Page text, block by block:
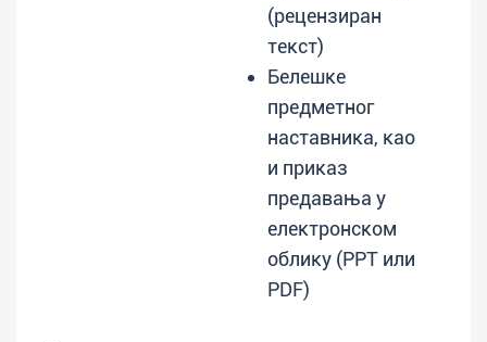
(рецензиран
текст)
Белешке
предметног
наставника, као
и приказ
предавања у
електронском
облику (PPT или
PDF)